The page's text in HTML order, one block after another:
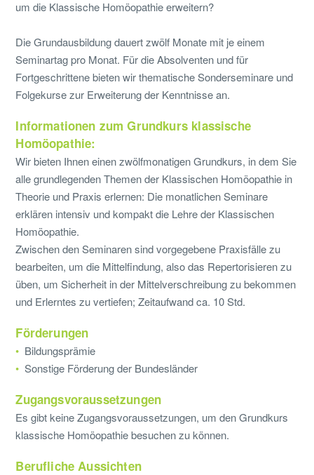
um die Klassische Homöopathie erweitern?
Die Grundausbildung dauert zwölf Monate mit je einem
Seminartag pro Monat. Für die Absolventen und für
Fortgeschrittene bieten wir thematische Sonderseminare und
Folgekurse zur Erweiterung der Kenntnisse an.
Informationen zum Grundkurs klassische
Homöopathie:
Wir bieten Ihnen einen zwölfmonatigen Grundkurs, in dem Sie
alle grundlegenden Themen der Klassischen Homöopathie in
Theorie und Praxis erlernen: Die monatlichen Seminare
erklären intensiv und kompakt die Lehre der Klassischen
Homöopathie.
Zwischen den Seminaren sind vorgegebene Praxisfälle zu
bearbeiten, um die Mittelfindung, also das Repertorisieren zu
üben, um Sicherheit in der Mittelverschreibung zu bekommen
und Erlerntes zu vertiefen; Zeitaufwand ca. 10 Std.
Förderungen
Bildungsprämie
Sonstige Förderung der Bundesländer
Zugangsvoraussetzungen
Es gibt keine Zugangsvoraussetzungen, um den Grundkurs
klassische Homöopathie besuchen zu können.
Berufliche Aussichten